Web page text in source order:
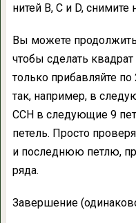
нитей B, C и D, снимите
Вы можете
чтобы сделать
только прибавляйте
так, например, в
ССН в следующие 9
петель. Просто
и последнюю петлю,
ряда.
Завершение